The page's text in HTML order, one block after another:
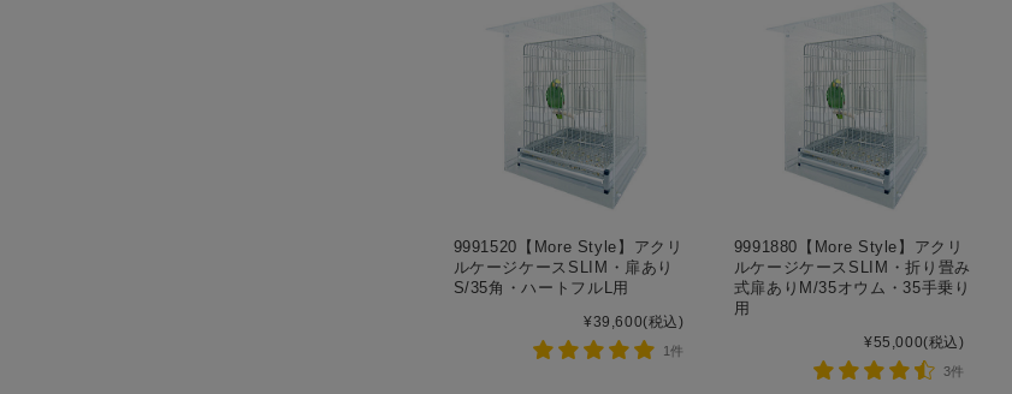
9991520【More Style】アクリ
ルケージケースSLIM・扉あり
S/35角・ハートフルL用
¥39,600(税込)
1件
9991880【More Style】アクリ
ルケージケースSLIM・折り畳み
式扉ありM/35オウム・35手乗り
用
¥55,000(税込)
3件